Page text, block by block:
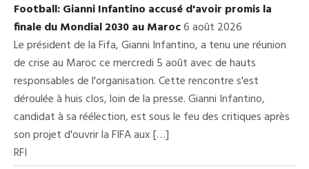
Football: Gianni Infantino accusé d'avoir promis la
finale du Mondial 2030 au Maroc6 août 2026
Le président de la Fifa, Gianni Infantino, a tenu une réunion
de crise au Maroc ce mercredi 5 août avec de hauts
responsables de l'organisation. Cette rencontre s'est
déroulée à huis clos, loin de la presse. Gianni Infantino,
candidat à sa réélection, est sous le feu des critiques après
son projet d'ouvrir la FIFA aux […]
RFI